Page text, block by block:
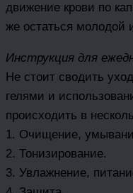
движение крови по
же остаться молодой
Инструкция для
Не стоит сводить
гелями и
происходить в
1. Очищение,
2. Тонизирование.
3. Увлажнение,